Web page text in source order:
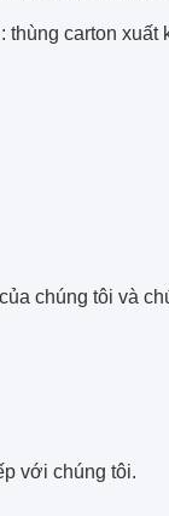
thùng carton xuất
chúng tôi và
với chúng tôi.